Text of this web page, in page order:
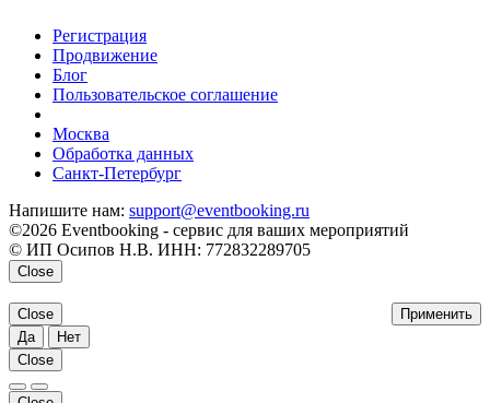
Регистрация
Продвижение
Блог
Пользовательское соглашение
Москва
Обработка данных
Санкт-Петербург
Напишите нам: support@eventbooking.ru
©2026 Eventbooking - сервис для ваших мероприятий
© ИП Осипов Н.В. ИНН: 772832289705
Close
Применить
Close
Да
Нет
Close